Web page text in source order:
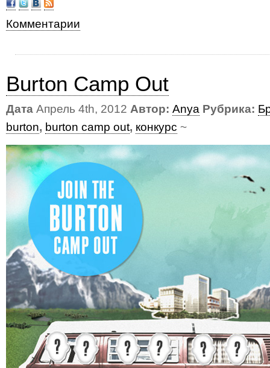
Комментарии
Burton Camp Out
Дата Апрель 4th, 2012 Автор: Anya Рубрика:
burton, burton camp out, конкурс ~